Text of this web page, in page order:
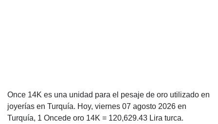
Once 14K es una unidad para el pesaje de oro utilizado en
joyerías en Turquía. Hoy, viernes 07 agosto 2026 en
Turquía, 1 Oncede oro 14K = 120,629.43 Lira turca.